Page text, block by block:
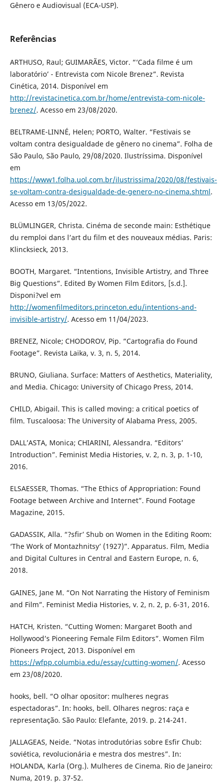
Gênero e Audiovisual (ECA-USP).
Referências
ARTHUSO, Raul; GUIMARÃES, Victor. “‘Cada filme é um
laboratório’ - Entrevista com Nicole Brenez”. Revista
Cinética, 2014. Disponível em
http://revistacinetica.com.br/home/entrevista-com-nicole-
brenez/. Acesso em 23/08/2020.
BELTRAME-LINNÉ, Helen; PORTO, Walter. “Festivais se
voltam contra desigualdade de gênero no cinema”. Folha de
São Paulo, São Paulo, 29/08/2020. Ilustríssima. Disponível
em
https://www1.folha.uol.com.br/ilustrissima/2020/08/festivais-
se-voltam-contra-desigualdade-de-genero-no-cinema.shtml.
Acesso em 13/05/2022.
BLÜMLINGER, Christa. Cinéma de seconde main: Esthétique
du remploi dans l’art du film et des nouveaux médias. Paris:
Klincksieck, 2013.
BOOTH, Margaret. “Intentions, Invisible Artistry, and Three
Big Questions”. Edited By Women Film Editors, [s.d.].
Disponi?vel em
http://womenfilmeditors.princeton.edu/intentions-and-
invisible-artistry/. Acesso em 11/04/2023.
BRENEZ, Nicole; CHODOROV, Pip. “Cartografia do Found
Footage”. Revista Laika, v. 3, n. 5, 2014.
BRUNO, Giuliana. Surface: Matters of Aesthetics, Materiality,
and Media. Chicago: University of Chicago Press, 2014.
CHILD, Abigail. This is called moving: a critical poetics of
film. Tuscaloosa: The University of Alabama Press, 2005.
DALL’ASTA, Monica; CHIARINI, Alessandra. “Editors’
Introduction”. Feminist Media Histories, v. 2, n. 3, p. 1-10,
2016.
ELSAESSER, Thomas. “The Ethics of Appropriation: Found
Footage between Archive and Internet”. Found Footage
Magazine, 2015.
GADASSIK, Alla. “?sfir’ Shub on Women in the Editing Room:
‘The Work of Montazhnitsy’ (1927)”. Apparatus. Film, Media
and Digital Cultures in Central and Eastern Europe, n. 6,
2018.
GAINES, Jane M. “On Not Narrating the History of Feminism
and Film”. Feminist Media Histories, v. 2, n. 2, p. 6-31, 2016.
HATCH, Kristen. “Cutting Women: Margaret Booth and
Hollywood’s Pioneering Female Film Editors”. Women Film
Pioneers Project, 2013. Disponível em
https://wfpp.columbia.edu/essay/cutting-women/. Acesso
em 23/08/2020.
hooks, bell. “O olhar opositor: mulheres negras
espectadoras”. In: hooks, bell. Olhares negros: raça e
representação. São Paulo: Elefante, 2019. p. 214-241.
JALLAGEAS, Neide. “Notas introdutórias sobre Esfir Chub:
soviética, revolucionária e mestra dos mestres”. In:
HOLANDA, Karla (Org.). Mulheres de Cinema. Rio de Janeiro:
Numa, 2019. p. 37-52.